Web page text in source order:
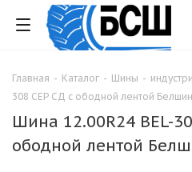
Главная - Каталог - Шины -
308 СЕР СД с ободной лентой
Шина 12.00R24 BEL-
ободной лентой